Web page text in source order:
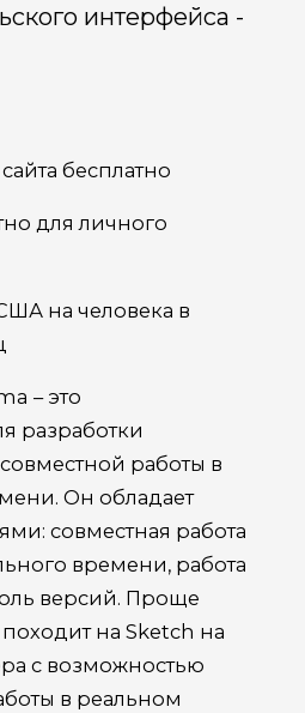
интерфейса -
для личного
на человека в
– это
разработки
работы в
Он обладает
совместная работа
времени, работа
версий. Проще
на Sketch на
с возможностью
в реальном